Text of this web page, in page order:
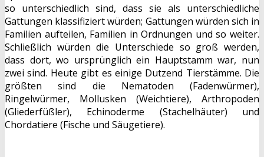
so unterschiedlich sind, dass sie als unterschiedliche
Gattungen klassifiziert würden; Gattungen würden sich in
Familien aufteilen, Familien in Ordnungen und so weiter.
Schließlich würden die Unterschiede so groß werden,
dass dort, wo ursprünglich ein Hauptstamm war, nun
zwei sind. Heute gibt es einige Dutzend Tierstämme. Die
größten sind die Nematoden (Fadenwürmer),
Ringelwürmer, Mollusken (Weichtiere), Arthropoden
(Gliederfüßler), Echinoderme (Stachelhäuter) und
Chordatiere (Fische und Säugetiere).